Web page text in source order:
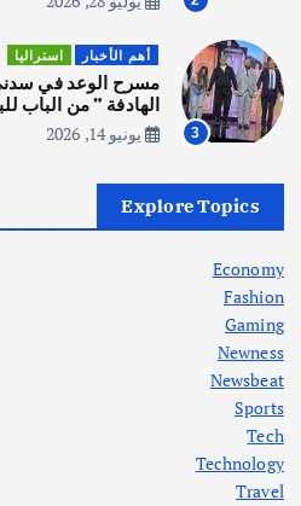
أهم الأخبار ثقافة وفنون
انطلاق ورشة التمثيل في مدينة كلباء
أغسطس 5, 2026
في جذور
أهم الأخبار
اختتام ورشة السينوغرافيا في مدينة
أغسطس 3, 2026
3
أهم الأخبار استراليا
مسرح الوعد في
الهادفة ” من الباب
يونيو 14, 2026
Explore Topics
Economy
Fashion
Gaming
Newness
Newsbeat
Sports
Tech
Technology
Travel